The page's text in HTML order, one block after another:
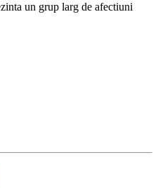
un grup larg de afectiuni